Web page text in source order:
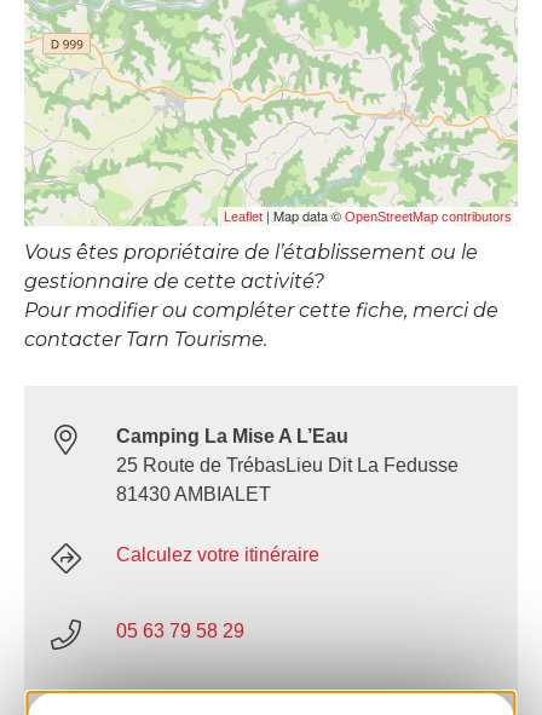
Leaflet | Map data © OpenStreetMap contributors
Vous êtes propriétaire de l’établissement ou le
gestionnaire de cette activité?
Pour modifier ou compléter cette fiche, merci de
contacter Tarn Tourisme.
Camping La Mise A L’Eau
25 Route de TrébasLieu Dit La Fedusse
81430 AMBIALET
Calculez votre itinéraire
05 63 79 58 29